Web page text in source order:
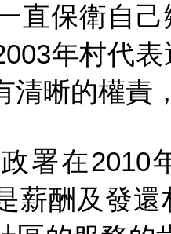
直保衛自
年村代
清晰的權責
署在2010
薪酬及發